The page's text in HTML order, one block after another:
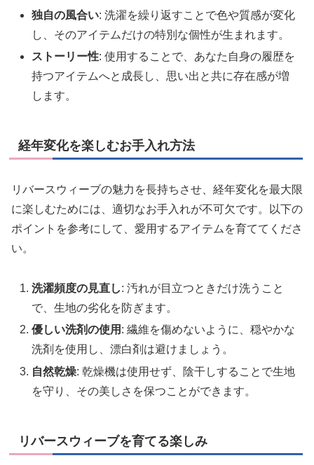
独自の風合い: 洗濯を繰り返すことで色や質感が変化
し、そのアイテムだけの特別な個性が生まれます。
ストーリー性: 使用することで、あなた自身の履歴を
持つアイテムへと成長し、思い出と共に存在感が増
します。
経年変化を楽しむお手入れ方法
リバースウィーブの魅力を長持ちさせ、経年変化を最大限
に楽しむためには、適切なお手入れが不可欠です。以下の
ポイントを参考にして、愛用するアイテムを育ててくださ
い。
洗濯頻度の見直し: 汚れが目立つときだけ洗うこと
で、生地の劣化を防ぎます。
優しい洗剤の使用 : 繊維を傷めないように、穏やかな
洗剤を使用し、漂白剤は避けましょう。
自然乾燥: 乾燥機は使用せず、陰干しすることで生地
を守り、その美しさを保つことができます。
リバースウィーブを育てる楽しみ